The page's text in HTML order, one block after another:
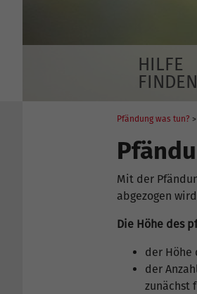
HILFE
FINDEN
Pfändung was tun? >
Mit der
abgezogen
Die Höhe des
der Höhe
der
zunächst